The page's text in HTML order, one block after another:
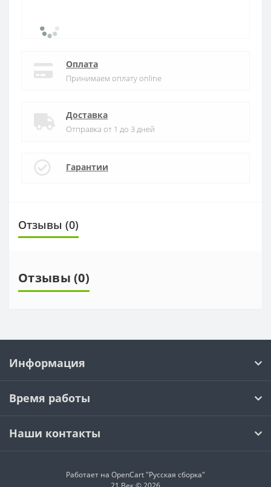
Оплата
Принимаем оплату online
Доставка
Отправка от 1 до 3 дней
Гарантии
Отзывы (0)
Отзывы (0)
Информация
Время работы
Наши контакты
Работает на OpenCart "Русская сборка"